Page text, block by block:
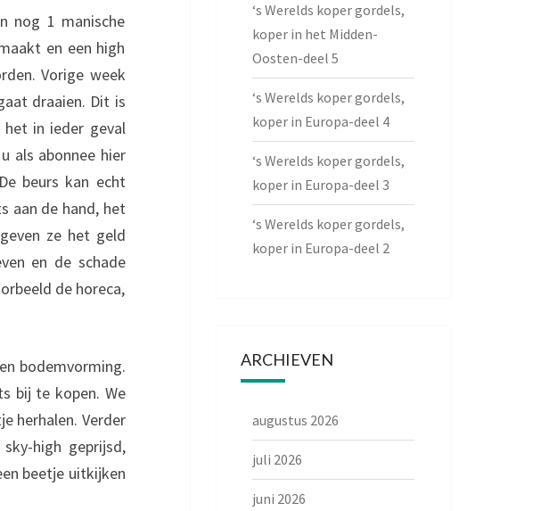
nog 1 manische
en een high
Vorige week
draaien. Dit is
in ieder geval
als abonnee hier
beurs kan echt
aan de hand, het
ze het geld
en de schade
de horeca,
bodemvorming.
bij te kopen. We
herhalen. Verder
high geprijsd,
beetje uitkijken
‘s Werelds koper gordels,
koper in het Midden-
Oosten-deel 5
‘s Werelds koper gordels,
koper in Europa-deel 4
‘s Werelds koper gordels,
koper in Europa-deel 3
‘s Werelds koper gordels,
koper in Europa-deel 2
ARCHIEVEN
augustus 2026
juli 2026
juni 2026